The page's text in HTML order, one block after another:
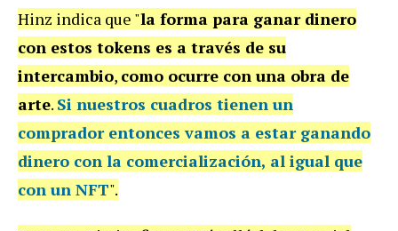
Hinz indica que "la forma para ganar dinero
con estos tokens es a través de su
intercambio, como ocurre con una obra de
arte. Si nuestros cuadros tienen un
comprador entonces vamos a estar ganando
dinero con la comercialización, al igual que
con un NFT".